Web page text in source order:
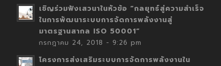
เชิญร่วมฟังเสวนาในหัวข้อ “กลยุทธ์สู่ความสำเร็จ
ในการพัฒนาระบบการจัดการพลังงานสู่
มาตรฐานสากล ISO 50001”
กรกฎาคม 24, 2018 - 9:26 pm
โครงการส่งเสริมระบบการจัดการพลังงานใน